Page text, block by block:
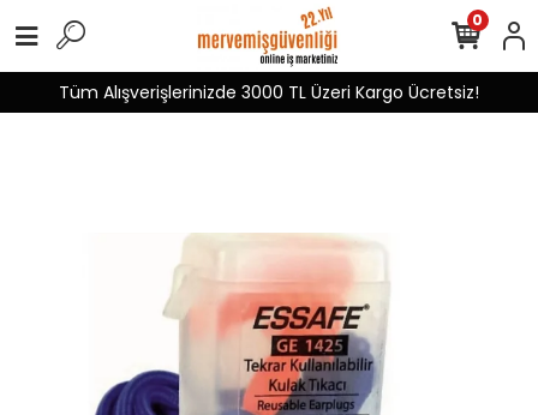
Tüm Alışverişlerinizde 3000 TL Üzeri Kargo Ücretsiz!
0